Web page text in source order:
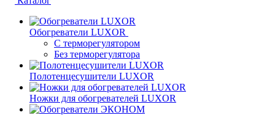
Обогреватели LUXOR
С терморегулятором
Без терморегулятора
Полотенцесушители LUXOR
Ножки для обогревателей LUXOR